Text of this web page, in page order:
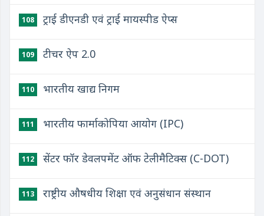
108 ट्राई डीएनडी एवं ट्राई मायस्पीड ऐप्स
109 टीचर ऐप 2.0
110 भारतीय खाद्य निगम
111 भारतीय फार्माकोपिया आयोग (IPC)
112 सेंटर फॉर डेवलपमेंट ऑफ टेलीमैटिक्स (C-DOT)
113 राष्ट्रीय औषधीय शिक्षा एवं अनुसंधान संस्थान